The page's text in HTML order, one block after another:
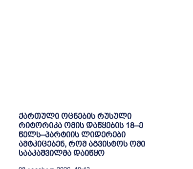
ქართული ოცნების რუსული
რიტორიკა ომის დაწყების 18–ე
წელს–პარტიის ლიდერები
ამტკიცებენ, რომ აგვისტოს ომი
სააკაშვილმა დაიწყო